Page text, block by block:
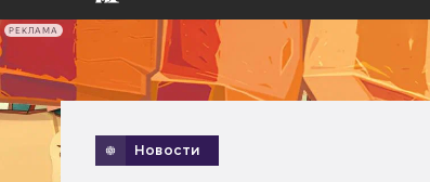
РЕКЛАМА
Новости